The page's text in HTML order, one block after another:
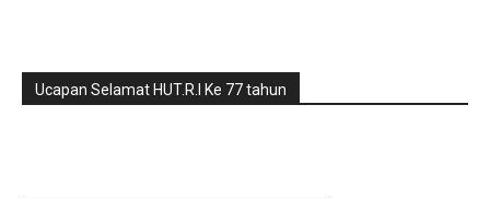
Ucapan Selamat HUT.R.I Ke 77 tahun